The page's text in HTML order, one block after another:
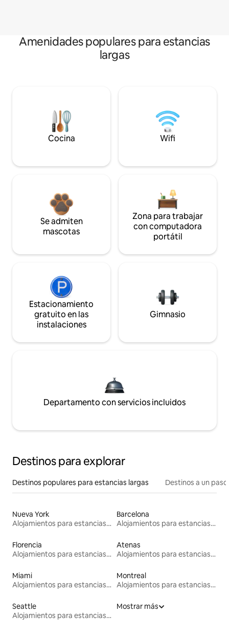
Amenidades populares para estancias
largas
Cocina Wifi
Se admiten
mascotas
Zona para trabajar
con computadora
portátil
Estacionamiento
gratuito en las
instalaciones
Gimnasio
Departamento con servicios incluidos
Destinos para explorar
Destinos populares para estancias largas Destinos a un
Nueva York
Alojamientos para estancias largas
Barcelona
Alojamientos para estancias largas
Florencia
Alojamientos para estancias largas
Atenas
Alojamientos para estancias largas
Miami
Alojamientos para estancias largas
Montreal
Alojamientos para estancias largas
Seattle
Alojamientos para estancias largas
Mostrar más